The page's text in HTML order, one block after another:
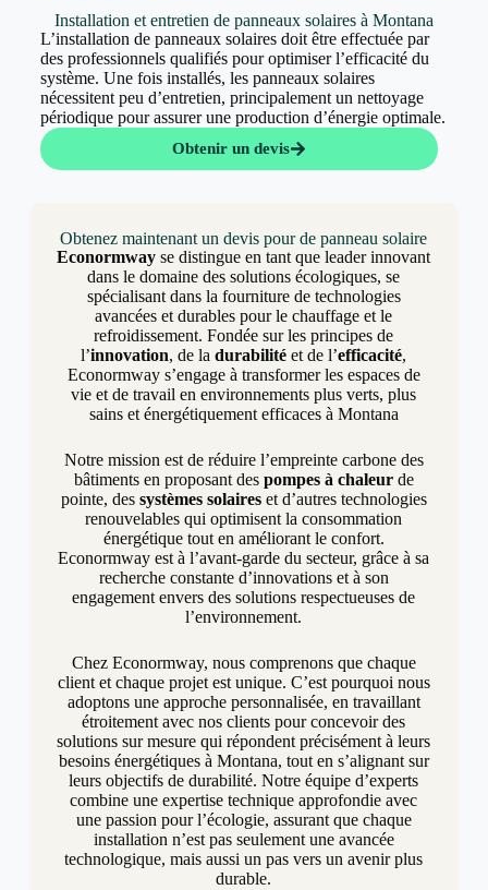
Installation et entretien de panneaux solaires à Montana
L’installation de panneaux solaires doit être effectuée par
des professionnels qualifiés pour optimiser l’efficacité du
système. Une fois installés, les panneaux solaires
nécessitent peu d’entretien, principalement un nettoyage
périodique pour assurer une production d’énergie optimale.
Obtenir un devis
Obtenez maintenant un devis pour de panneau solaire
Econormway se distingue en tant que leader innovant
dans le domaine des solutions écologiques, se
spécialisant dans la fourniture de technologies
avancées et durables pour le chauffage et le
refroidissement. Fondée sur les principes de
l’innovation, de ladurabilité et de l’efficacité,
Econormway s’engage à transformer les espaces de
vie et de travail en environnements plus verts, plus
sains et énergétiquement efficaces à Montana
Notre mission est de réduire l’empreinte carbone des
bâtiments en proposant des pompes à chaleurde
pointe, des systèmes solaireset d’autres technologies
renouvelables qui optimisent la consommation
énergétique tout en améliorant le confort.
Econormway est à l’avant-garde du secteur, grâce à sa
recherche constante d’innovations et à son
engagement envers des solutions respectueuses de
l’environnement.
Chez Econormway, nous comprenons que chaque
client et chaque projet est unique. C’est pourquoi nous
adoptons une approche personnalisée, en travaillant
étroitement avec nos clients pour concevoir des
solutions sur mesure qui répondent précisément à leurs
besoins énergétiques à Montana, tout en s’alignant sur
leurs objectifs de durabilité. Notre équipe d’experts
combine une expertise technique approfondie avec
une passion pour l’écologie, assurant que chaque
installation n’est pas seulement une avancée
technologique, mais aussi un pas vers un avenir plus
durable.